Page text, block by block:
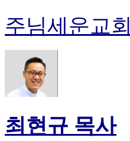
주님세운교회
최현규 목사